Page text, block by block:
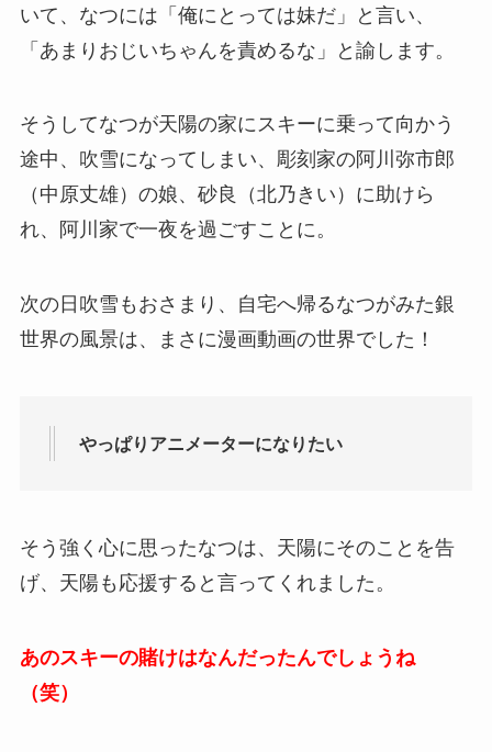
いて、なつには「俺にとっては妹だ」と言い、
「あまりおじいちゃんを責めるな」と諭します。
そうしてなつが天陽の家にスキーに乗って向かう
途中、吹雪になってしまい、彫刻家の阿川弥市郎
（中原丈雄）の娘、砂良（北乃きい）に助けら
れ、阿川家で一夜を過ごすことに。
次の日吹雪もおさまり、自宅へ帰るなつがみた銀
世界の風景は、まさに漫画動画の世界でした！
やっぱりアニメーターになりたい
そう強く心に思ったなつは、天陽にそのことを告
げ、天陽も応援すると言ってくれました。
あのスキーの賭けはなんだったんでしょうね
（笑）